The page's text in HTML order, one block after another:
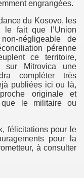
engrangées.
du Kosovo, les
le fait que l’Union
négligeable de
pérenne
ce territoire,
sur Mitrovica une
compléter très
publiées ici ou là,
originale et
le militaire ou
félicitations pour le
pour la
à consulter